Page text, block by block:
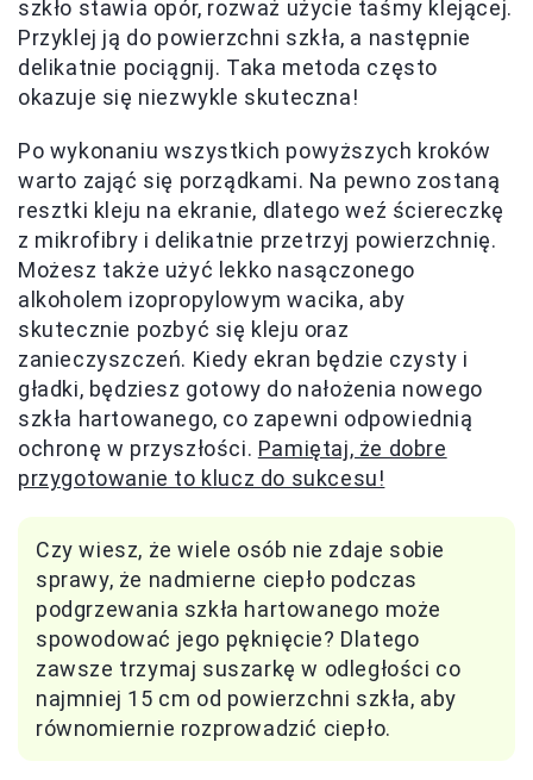
szkło stawia opór, rozważ użycie taśmy klejącej.
Przyklej ją do powierzchni szkła, a następnie
delikatnie pociągnij. Taka metoda często
okazuje się niezwykle skuteczna!
Po wykonaniu wszystkich powyższych kroków
warto zająć się porządkami. Na pewno zostaną
resztki kleju na ekranie, dlatego weź ściereczkę
z mikrofibry i delikatnie przetrzyj powierzchnię.
Możesz także użyć lekko nasączonego
alkoholem izopropylowym wacika, aby
skutecznie pozbyć się kleju oraz
zanieczyszczeń. Kiedy ekran będzie czysty i
gładki, będziesz gotowy do nałożenia nowego
szkła hartowanego, co zapewni odpowiednią
ochronę w przyszłości. Pamiętaj, że dobre
przygotowanie to klucz do sukcesu!
Czy wiesz, że wiele osób nie zdaje sobie
sprawy, że nadmierne ciepło podczas
podgrzewania szkła hartowanego może
spowodować jego pęknięcie? Dlatego
zawsze trzymaj suszarkę w odległości co
najmniej 15 cm od powierzchni szkła, aby
równomiernie rozprowadzić ciepło.